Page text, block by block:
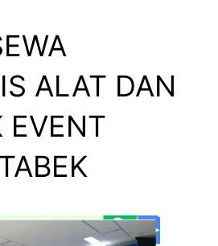
ALAT DAN
EVENT